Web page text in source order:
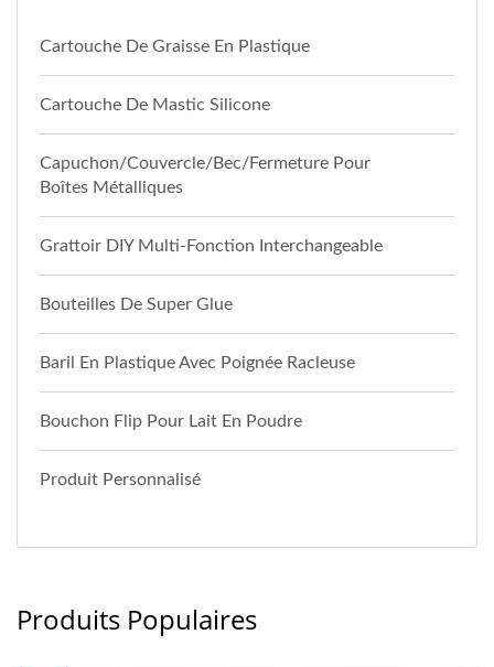
Cartouche De Graisse En Plastique
Cartouche De Mastic Silicone
Capuchon/Couvercle/Bec/Fermeture Pour
Boîtes Métalliques
Grattoir DIY Multi-Fonction Interchangeable
Bouteilles De Super Glue
Baril En Plastique Avec Poignée Racleuse
Bouchon Flip Pour Lait En Poudre
Produit Personnalisé
Produits Populaires